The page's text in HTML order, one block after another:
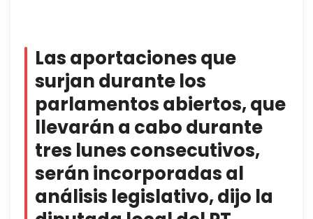
Las aportaciones que
surjan durante los
parlamentos abiertos, que
llevarán a cabo durante
tres lunes consecutivos,
serán incorporadas al
análisis legislativo, dijo la